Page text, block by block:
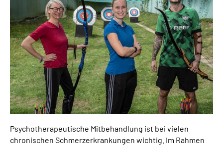
Psychotherapeutische Mitbehandlung ist bei vielen
chronischen Schmerzerkrankungen wichtig. Im Rahmen